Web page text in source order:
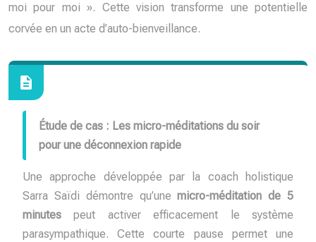
moi pour moi ». Cette vision transforme une potentielle
corvée en un acte d’auto-bienveillance.
Étude de cas : Les micro-méditations du soir
pour une déconnexion rapide
Une approche développée par la coach holistique
Sarra Saïdi démontre qu’unemicro-méditation de 5
minutes peut activer efficacement le système
parasympathique. Cette courte pause permet une